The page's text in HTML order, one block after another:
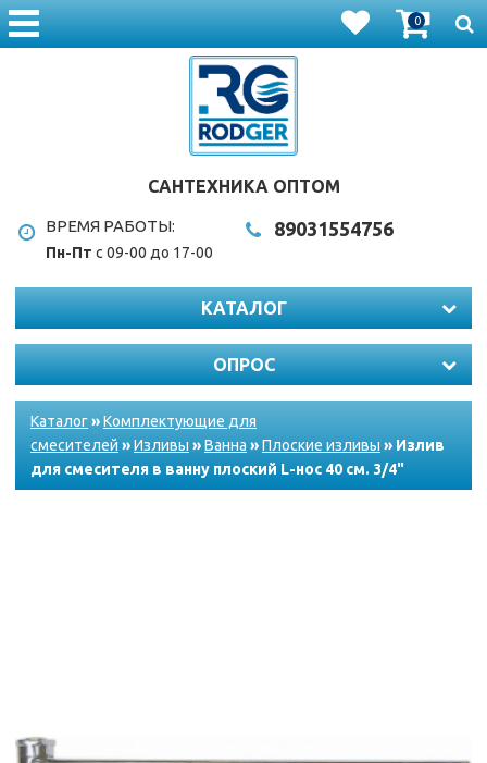
0
САНТЕХНИКА ОПТОМ
ВРЕМЯ РАБОТЫ:
Пн-Пт с 09-00 до 17-00
89031554756
КАТАЛОГ
ОПРОС
Каталог»Комплектующие для
смесителей »Изливы »Ванна »Плоские изливы » Излив
для смесителя в ванну плоский L-нос 40 см. 3/4"